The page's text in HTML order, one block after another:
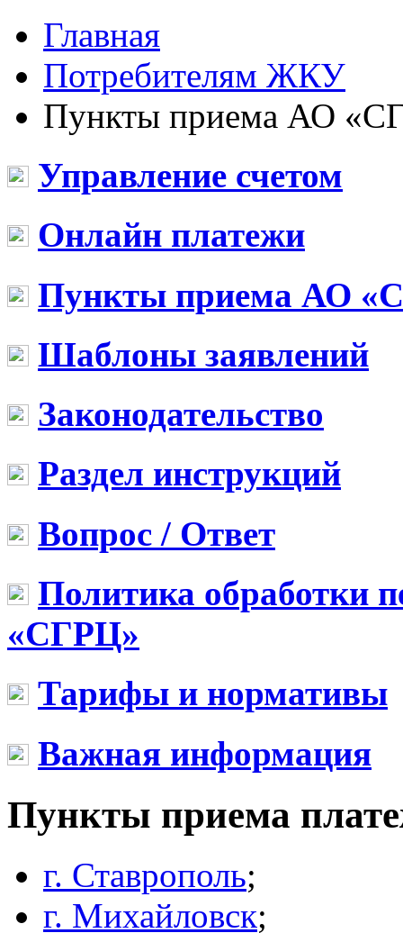
Главная
Потребителям ЖКУ
Пункты приема АО
Управление счетом
Онлайн платежи
Пункты приема АО
Шаблоны заявлений
Законодательство
Раздел инструкций
Вопрос / Ответ
Политика обработки
«СГРЦ»
Тарифы и нормативы
Важная информация
Пункты приема
г. Ставрополь;
г. Михайловск;